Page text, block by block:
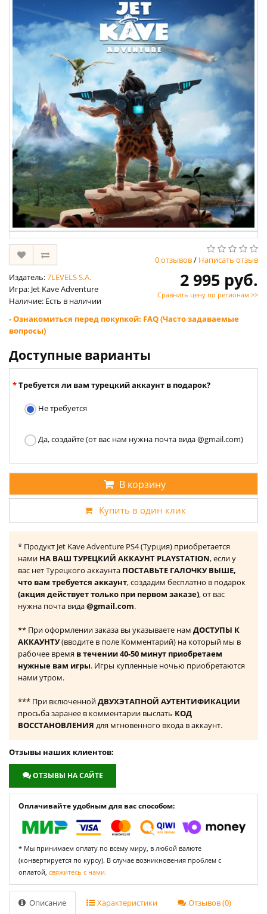
0 отзывов/ Написать отзыв
Издатель:7LEVELS S.A.
Игра: Jet Kave Adventure
Наличие: Есть в наличии
2 995 руб.
Сравнить цену по регионам >>
- Ознакомиться перед покупкой: FAQ (Часто задаваемые
вопросы)
Доступные варианты
Требуется ли вам турецкий аккаунт в подарок?
Не требуется
Да, создайте (от вас нам нужна почта вида @gmail.com)
В корзину
Купить в один клик
* Продукт Jet Kave Adventure PS4 (Турция) приобретается
нами НА ВАШ ТУРЕЦКИЙ АККАУНТ PLAYSTATION, если у
вас нет Турецкого аккаунта ПОСТАВЬТЕ ГАЛОЧКУ ВЫШЕ,
что вам требуется аккаунт, создадим бесплатно в подарок
(акция действует только при первом заказе), от вас
нужна почта вида@gmail.com.
** При оформлении заказа вы указываете нам ДОСТУПЫ К
АККАУНТУ(вводите в поле Комментарий) на который мы в
рабочее время в течении 40-50 минут приобретаем
нужные вам игры. Игры купленные ночью приобретаются
нами утром.
*** При включеннойДВУХЭТАПНОЙ АУТЕНТИФИКАЦИИ
просьба заранее в комментарии выслать КОД
ВОССТАНОВЛЕНИЯ для мгновенного входа в аккаунт.
Отзывы наших клиентов:
ОТЗЫВЫ НА САЙТЕ
Оплачивайте удобным для вас способом:
* Мы принимаем оплату по всему миру, в любой валюте
(конвертируется по курсу). В случае возникновения проблем с
оплатой, свяжитесь с нами.
Описание Характеристики Отзывов (0)